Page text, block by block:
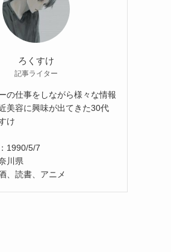
ろくすけ
記事ライター
の仕事をしながら様々な情報
美容に興味が出てきた30代
け
1990/5/7
川県
、読書、アニメ